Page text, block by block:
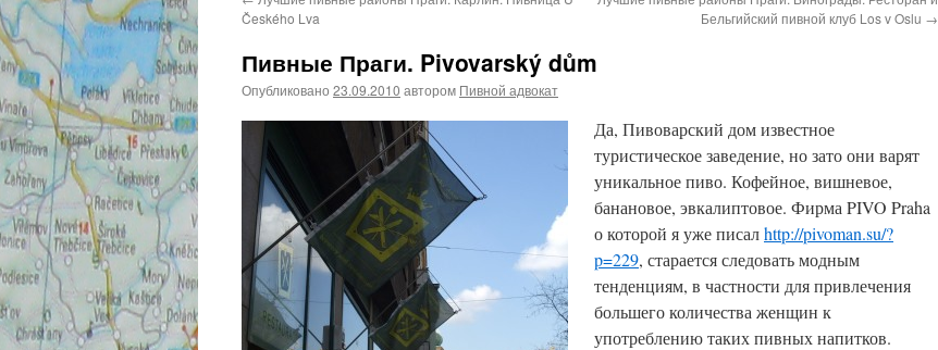
Českého Lva
Бельгийский пивной клуб Los v Oslu →
Пивные Праги. Pivovarský dům
Опубликовано 23.09.2010 автором Пивной адвокат
Да, Пивоварский дом известное
туристическое заведение, но зато они варят
уникальное пиво. Кофейное, вишневое,
банановое, эвкалиптовое. Фирма PIVO Praha
о которой я уже писалhttp://pivoman.su/?
p=229, старается следовать модным
тенденциям, в частности для привлечения
большего количества женщин к
употреблению таких пивных напитков.